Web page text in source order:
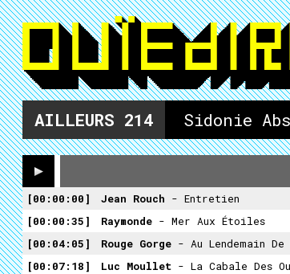
AILLEURS 214 Sidonie
00:00:00 Jean Rouch - Entretien
00:00:35
Raymonde - Mer Aux Étoiles
00:04:05
Rouge Gorge - Au Lendemain
00:07:18
Luc Moullet - La Cabale Des